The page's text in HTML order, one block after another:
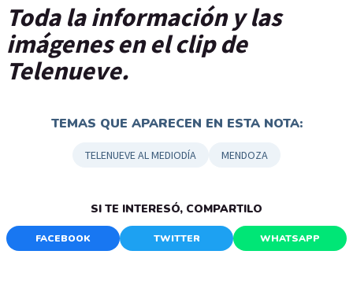
Toda la información y las
imágenes en el clip de
Telenueve.
TEMAS QUE APARECEN EN ESTA NOTA:
TELENUEVE AL MEDIODÍA MENDOZA
SI TE INTERESÓ, COMPARTILO
FACEBOOK TWITTER WHATSAPP